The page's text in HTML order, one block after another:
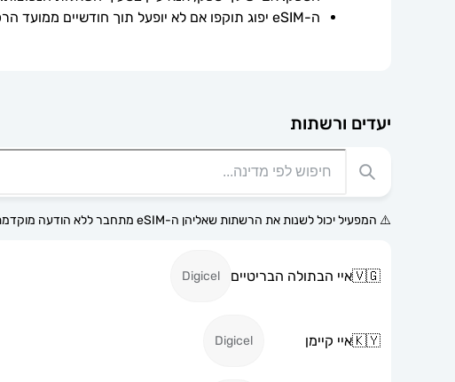
ה-eSIM יפוג תוקפו אם לא יופעל תוך חודשיים ממועד הרכישה.
יעדים ורשתות
⚠️ המפעיל יכול לשנות את הרשתות שאליהן ה-eSIM מתחבר ללא הודעה מוקדמת.
🇻🇬איי הבתולה הבריטיים Digicel
🇰🇾איי קיימן Digicel